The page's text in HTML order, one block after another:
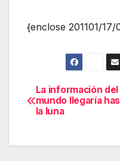
{enclose 201101/
de
entradas
La información del
mundo llegaría
la luna